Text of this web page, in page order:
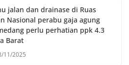
jalan dan drainase di Ruas
Nasional perabu gaja agung
perlu perhatian ppk 4.3
Barat
11/2025